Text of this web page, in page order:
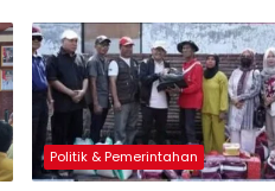
Politik & Pemerintahan